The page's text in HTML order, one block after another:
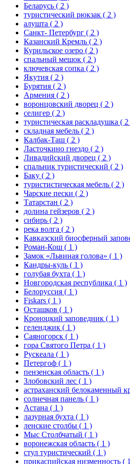
Беларусь ( 2 )
туристический рюкзак ( 2 )
алушта ( 2 )
Санкт- Петербург ( 2 )
Казанский Кремль ( 2 )
Курильское озеро ( 2 )
спальный мешок ( 2 )
ключевская сопка ( 2 )
Якутия ( 2 )
Бурятия ( 2 )
Армения ( 2 )
воронцовский дворец ( 2 )
селигер ( 2 )
туристическая раскладушка ( 2
складная мебель ( 2 )
Калбак-Таш ( 2 )
Ласточкино гнездо ( 2 )
Ливадийский дворец ( 2 )
спальник туристический ( 2 )
Баку ( 2 )
туристистическая мебель ( 2 )
Чарские пески ( 2 )
Татарстан ( 2 )
долина гейзеров ( 2 )
сибирь ( 2 )
река волга ( 2 )
Кавказский биосферный
Роман-Кош ( 1 )
Замок «Львиная голова» ( 1 )
Кандры-куль ( 1 )
голубая бухта ( 1 )
Новгородская республика ( 1 )
Белоруссия ( 1 )
Fiskars ( 1 )
Осташков ( 1 )
Кроноцкий заповедник ( 1 )
геленджик ( 1 )
Саяногорск ( 1 )
гора Святого Петра ( 1 )
Рускеала ( 1 )
Петергоф ( 1 )
пензенская область ( 1 )
Злобовский лес ( 1 )
астраханский белокаменный
солнечная панель ( 1 )
Астана ( 1 )
лазурная бухта ( 1 )
ленские столбы ( 1 )
Мыс Столбчатый ( 1 )
воронежская область ( 1 )
стул туристический ( 1 )
прикаспийская низменность (